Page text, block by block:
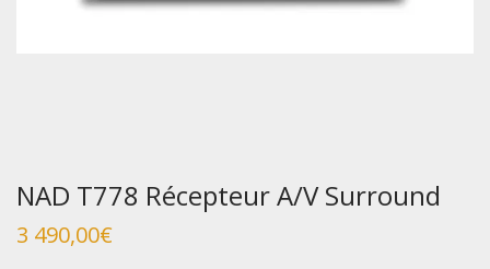
NAD T778 Récepteur A/V Surround
3 490,00€